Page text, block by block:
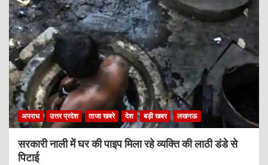
अपराध उत्तर प्रदेश ताजा खबरे देश बड़ी खबर लखनऊ
सरकारी नाली में घर की पाइप मिला रहे व्यक्ति की लाठी डंडे से
पिटाई